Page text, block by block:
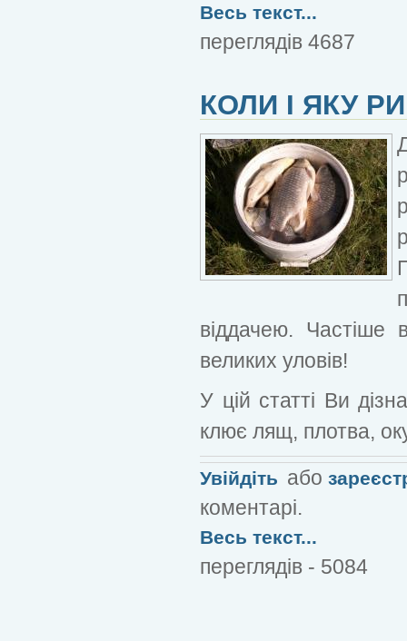
Весь текст...
переглядів 4687
КОЛИ І ЯКУ
віддачею. Частіше
великих уловів!
У цій статті Ви
клює лящ, плотва,
Увійдіть або
коментарі.
Весь текст...
переглядів - 5084